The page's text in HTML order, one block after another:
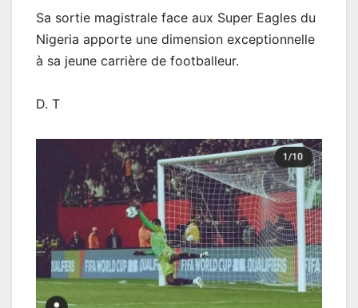
Sa sortie magistrale face aux Super Eagles du
Nigeria apporte une dimension exceptionnelle
à sa jeune carrière de footballeur.
D. T